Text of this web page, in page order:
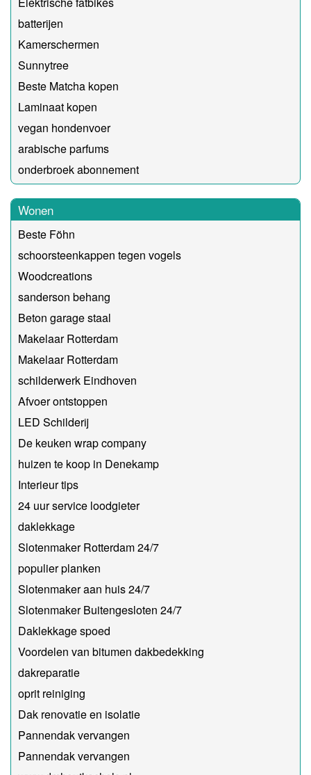
batterijen
Kamerschermen
Sunnytree
Beste Matcha kopen
Laminaat kopen
vegan hondenvoer
arabische parfums
onderbroek abonnement
Wonen
Beste Föhn
schoorsteenkappen tegen vogels
Woodcreations
sanderson behang
Beton garage staal
Makelaar Rotterdam
Makelaar Rotterdam
schilderwerk Eindhoven
Afvoer ontstoppen
LED Schilderij
De keuken wrap company
huizen te koop in Denekamp
Interieur tips
24 uur service loodgieter
daklekkage
Slotenmaker Rotterdam 24/7
populier planken
Slotenmaker aan huis 24/7
Slotenmaker Buitengesloten 24/7
Daklekkage spoed
Voordelen van bitumen dakbedekking
dakreparatie
oprit reiniging
Dak renovatie en isolatie
Pannendak vervangen
Pannendak vervangen